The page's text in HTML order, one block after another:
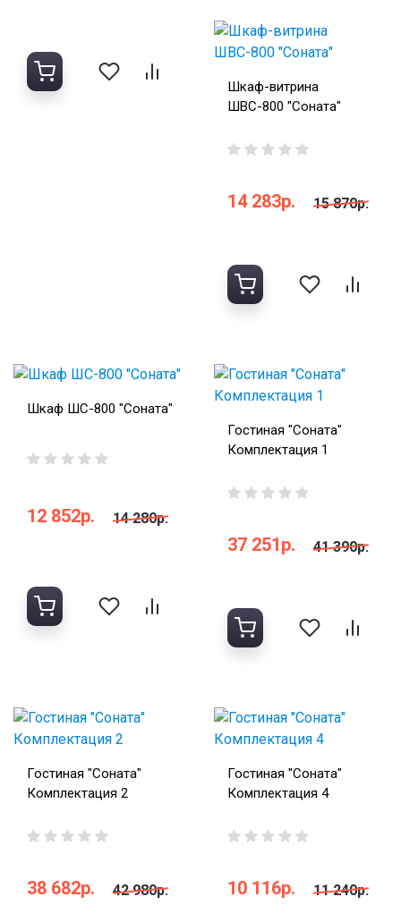
Шкаф-витрина
ШВС-800 "Соната"
14 283р. 15 870р.
Шкаф ШС-800 "Соната"
12 852р. 14 280р.
Гостиная "Соната"
Комплектация 1
37 251р. 41 390р.
Гостиная "Соната"
Комплектация 2
38 682р. 42 980р.
Гостиная "Соната"
Комплектация 4
10 116р. 11 240р.